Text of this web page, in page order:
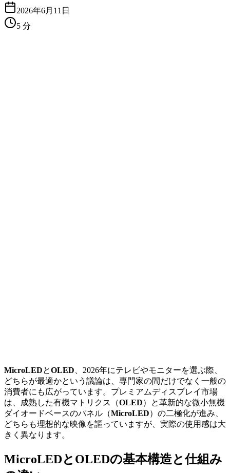
2026年6月11日
5 分
MicroLEDとOLED 、2026年にテレビやモニターを選ぶ際、
どちらが最適かという議論は、専門家の間だけでなく一般の
消費者にも広がっています。プレミアムディスプレイ市場
は、成熟した有機マトリクス（OLED）と革新的な微小無機
ダイオードベースのパネル（MicroLED）の二極化が進み、
どちらも理想的な映像を謳っていますが、実際の使用感は大
きく異なります。
MicroLEDとOLEDの基本構造と仕組み